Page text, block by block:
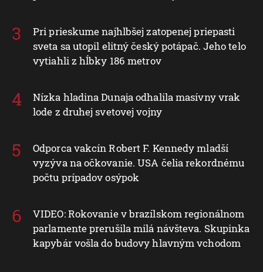
Pri prieskume najhlbšej zatopenej priepasti
sveta sa utopil elitný český potápač. Jeho telo
vytiahli z hĺbky 186 metrov
Nízka hladina Dunaja odhalila masívny vrak
lode z druhej svetovej vojny
Odporca vakcín Robert F. Kennedy mladší
vyzýva na očkovanie. USA čelia rekordnému
počtu prípadov osýpok
VIDEO: Rokovanie v brazílskom regionálnom
parlamente prerušila milá návšteva. Skupinka
kapybár vošla do budovy hlavným vchodom